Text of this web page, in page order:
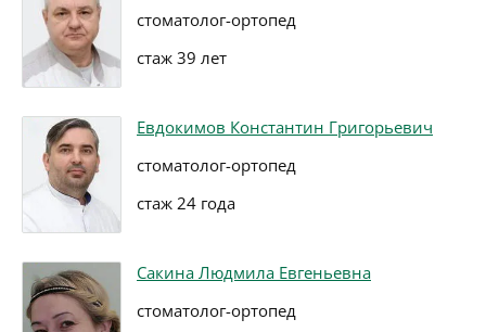
стоматолог-ортопед
стаж 39 лет
Евдокимов Константин Григорьевич
стоматолог-ортопед
стаж 24 года
Сакина Людмила Евгеньевна
стоматолог-ортопед